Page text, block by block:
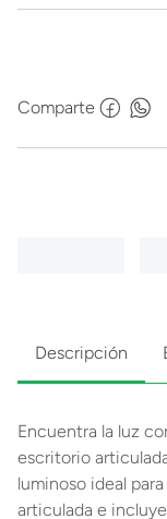
Comparte
Descripción
Encuentra la luz
escritorio
luminoso ideal
articulada e